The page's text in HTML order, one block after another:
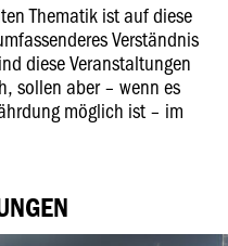
Thematik ist auf diese
Verständnis
diese Veranstaltungen
sollen aber – wenn es
möglich ist – im